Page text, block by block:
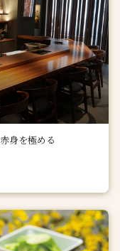
身を極める